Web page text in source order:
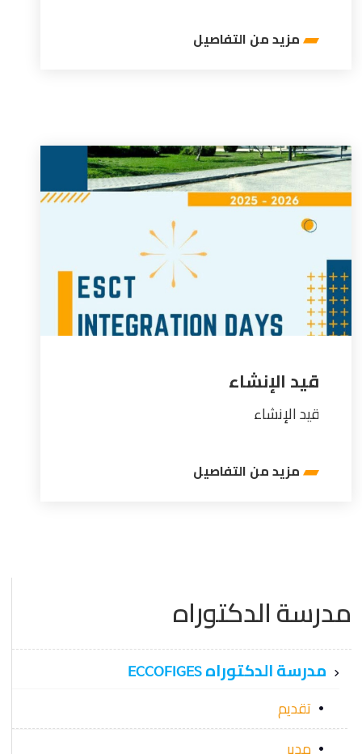
مدرسة الدكتوراه
مدرسة الدكتوراه ECCOFIGES
تقديم
مدير
مزيد من التفاصيل
قيد الإنشاء
قيد الإنشاء
مزيد من التفاصيل